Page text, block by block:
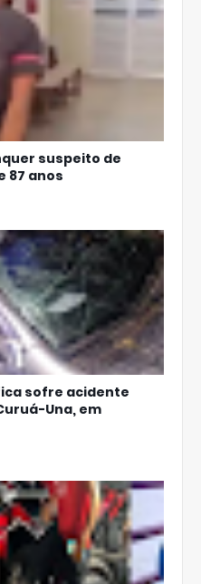
suspeito de
87 anos
sofre acidente
Una, em